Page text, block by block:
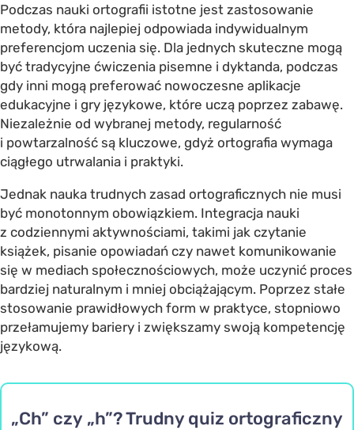
Podczas nauki ortografii istotne jest zastosowanie
metody, która najlepiej odpowiada indywidualnym
preferencjom uczenia się. Dla jednych skuteczne mogą
być tradycyjne ćwiczenia pisemne i dyktanda, podczas
gdy inni mogą preferować nowoczesne aplikacje
edukacyjne i gry językowe, które uczą poprzez zabawę.
Niezależnie od wybranej metody, regularność
i powtarzalność są kluczowe, gdyż ortografia wymaga
ciągłego utrwalania i praktyki.
Jednak nauka trudnych zasad ortograficznych nie musi
być monotonnym obowiązkiem. Integracja nauki
z codziennymi aktywnościami, takimi jak czytanie
książek, pisanie opowiadań czy nawet komunikowanie
się w mediach społecznościowych, może uczynić proces
bardziej naturalnym i mniej obciążającym. Poprzez stałe
stosowanie prawidłowych form w praktyce, stopniowo
przełamujemy bariery i zwiększamy swoją kompetencję
językową.
„Ch” czy „h”? Trudny quiz ortograficzny